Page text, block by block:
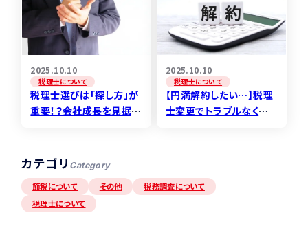
2025.10.10
税理士について
税理士選びは「探し方」が
重要！？会社成長を見据え
2025.10.10
税理士について
【円満解約したい…】税理
士変更でトラブルなく別
カテゴリ Category
節税について その他
税務調査について
税理士について